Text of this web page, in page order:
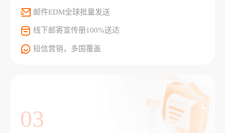
邮件EDM全球批量发送
线下邮寄宣传册100%送达
短信营销，多国覆盖
03